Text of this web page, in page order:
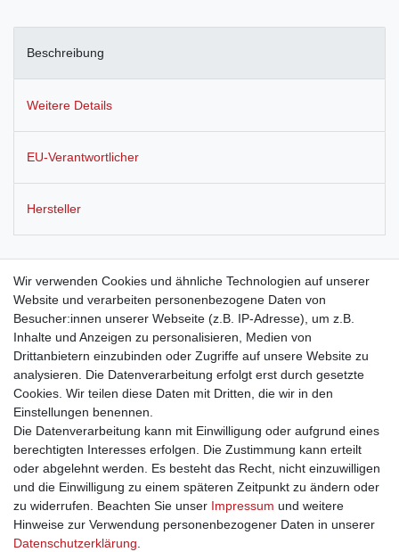
Beschreibung
Weitere Details
EU-Verantwortlicher
Hersteller
Blumenvase aus Glas und Holz, in weiß, schwarz oder braun
erhältlich, Höhe ca. 19 cm
Die Vase Lea bietet jedem kleinen Strauß, einzelnen Blumen oder
Gräsern einen schönen Platz. Sie ist in den Farben weiß, braun
oder schwarz erhältlich.
Impressum Daten­schutz­erklärung AGB
Barrierefreiheitserklärung
Wir verwenden Cookies und ähnliche Technologien auf unserer
Website und verarbeiten personenbezogene Daten von
Besucher:innen unserer Webseite (z.B. IP-Adresse), um z.B.
Inhalte und Anzeigen zu personalisieren, Medien von
Drittanbietern einzubinden oder Zugriffe auf unsere Website zu
analysieren. Die Datenverarbeitung erfolgt erst durch gesetzte
Cookies. Wir teilen diese Daten mit Dritten, die wir in den
Einstellungen benennen.
Die Datenverarbeitung kann mit Einwilligung oder aufgrund eines
berechtigten Interesses erfolgen. Die Zustimmung kann erteilt
oder abgelehnt werden. Es besteht das Recht, nicht einzuwilligen
und die Einwilligung zu einem späteren Zeitpunkt zu ändern oder
zu widerrufen. Beachten Sie unser Impressum und weitere
Hinweise zur Verwendung personenbezogener Daten in unserer
Daten­schutz­erklärung